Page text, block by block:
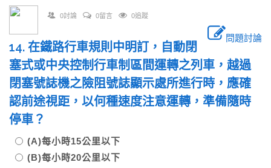
0討論 0留言 0追蹤
問題討論
14. 在鐵路行車規則中明訂，自動閉
塞式或中央控制行車制區間運轉之列車，越過
閉塞號誌機之險阻號誌顯示處所進行時，應確
認前途視距，以何種速度注意運轉，準備隨時
停車？
(A)每小時15公里以下
(B)每小時20公里以下